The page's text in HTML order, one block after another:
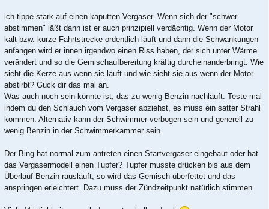
ich tippe stark auf einen kaputten Vergaser. Wenn sich der "schwer
abstimmen" läßt dann ist er auch prinzipiell verdächtig. Wenn der Motor
kalt bzw. kurze Fahrtstrecke ordentlich läuft und dann die Schwankungen
anfangen wird er innen irgendwo einen Riss haben, der sich unter Wärme
verändert und so die Gemischaufbereitung kräftig durcheinanderbringt. Wie
sieht die Kerze aus wenn sie läuft und wie sieht sie aus wenn der Motor
abstirbt? Guck dir das mal an.
Was auch noch sein könnte ist, das zu wenig Benzin nachläuft. Teste mal
indem du den Schlauch vom Vergaser abziehst, es muss ein satter Strahl
kommen. Alternativ kann der Schwimmer verbogen sein und generell zu
wenig Benzin in der Schwimmerkammer sein.
Der Bing hat normal zum antreten einen Startvergaser eingebaut oder hat
das Vergasermodell einen Tupfer? Tupfer musste drücken bis aus dem
Überlauf Benzin rausläuft, so wird das Gemisch überfettet und das
anspringen erleichtert. Dazu muss der Zündzeitpunkt natürlich stimmen.